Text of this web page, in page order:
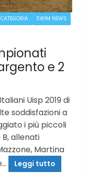
SWIM NEWS
e 2
Uisp 2019 di
soddisfazioni a
i più piccoli
allenati
Martina
Leggi tutto